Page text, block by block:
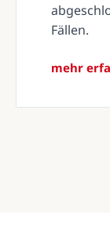
Fällen.
mehr